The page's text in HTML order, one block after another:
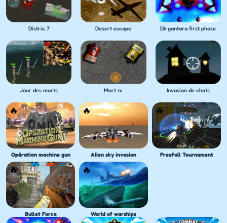
Distric 7 Desert escape Dirgantara first phase
Jour des morts Mort rc Invasion de chats
Opération machine gun Alien sky invasion Freefall Tournament
Bullet Force World of warships